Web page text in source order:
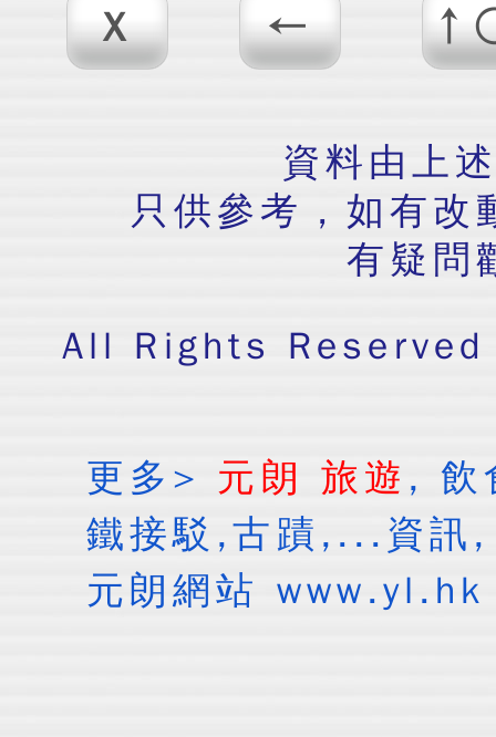
X ←
資料由上
只供參考，如有改
有疑問
All Rights Reserved
更多> 元朗 旅遊 , 飲
鐵接駁,古蹟,...資訊
元朗網站 www.yl.hk